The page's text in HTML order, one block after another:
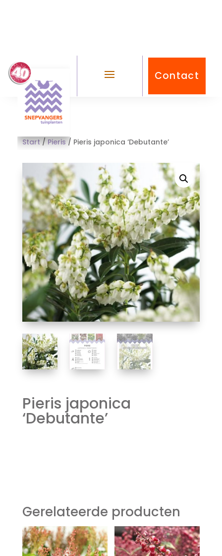
Contact
Start/Pieris/ Pieris japonica ‘Debutante’
Pieris japonica
‘Debutante’
Gerelateerde producten